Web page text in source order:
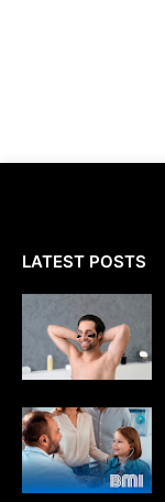
LATEST POSTS